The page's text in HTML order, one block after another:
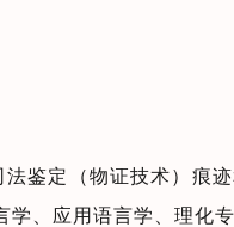
鉴定（物证技术）痕
、应用语言学、理化专